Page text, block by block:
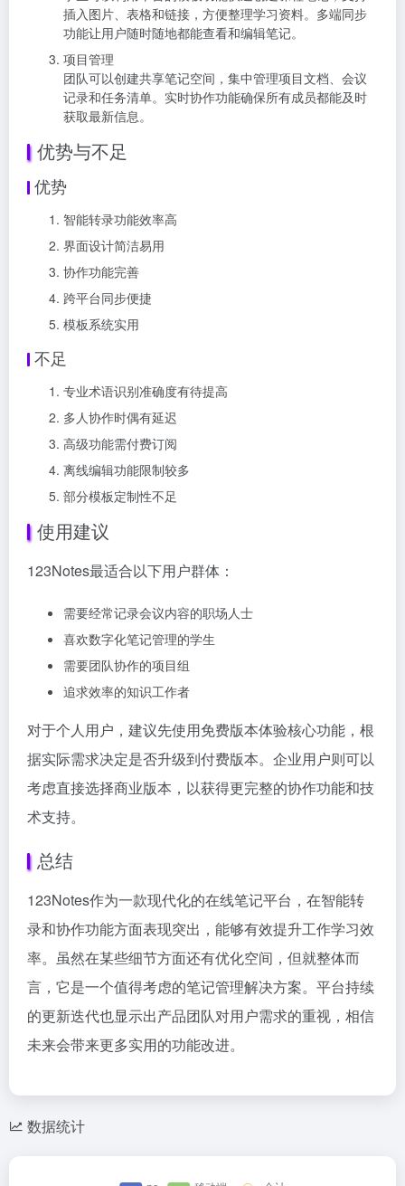
插入图片、表格和链接，方便整理学习资料。多端同步
功能让用户随时随地都能查看和编辑笔记。
项目管理
团队可以创建共享笔记空间，集中管理项目文档、会议
记录和任务清单。实时协作功能确保所有成员都能及时
获取最新信息。
优势与不足
优势
智能转录功能效率高
界面设计简洁易用
协作功能完善
跨平台同步便捷
模板系统实用
不足
专业术语识别准确度有待提高
多人协作时偶有延迟
高级功能需付费订阅
离线编辑功能限制较多
部分模板定制性不足
使用建议
123Notes最适合以下用户群体：
需要经常记录会议内容的职场人士
喜欢数字化笔记管理的学生
需要团队协作的项目组
追求效率的知识工作者
对于个人用户，建议先使用免费版本体验核心功能，根
据实际需求决定是否升级到付费版本。企业用户则可以
考虑直接选择商业版本，以获得更完整的协作功能和技
术支持。
总结
123Notes作为一款现代化的在线笔记平台，在智能转
录和协作功能方面表现突出，能够有效提升工作学习效
率。虽然在某些细节方面还有优化空间，但就整体而
言，它是一个值得考虑的笔记管理解决方案。平台持续
的更新迭代也显示出产品团队对用户需求的重视，相信
未来会带来更多实用的功能改进。
数据统计